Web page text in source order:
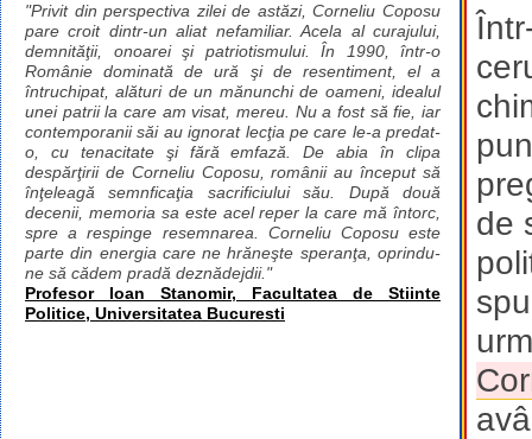
de
"Privit din perspectiva zilei de astăzi, Corneliu Coposu
pare croit dintr-un aliat nefamiliar. Acela al curajului,
demnităţii, onoarei şi patriotismului. În 1990, într-o
Românie dominată de ură şi de resentiment, el a
întruchipat, alături de un mănunchi de oameni, idealul
unei patrii la care am visat, mereu. Nu a fost să fie, iar
contemporanii săi au ignorat lecţia pe care le-a predat-
o, cu tenacitate şi fără emfază. De abia în clipa
despărţirii de Corneliu Coposu, românii au început să
înţeleagă semnficaţia sacrificiului său. După două
decenii, memoria sa este acel reper la care mă întorc,
spre a respinge resemnarea. Corneliu Coposu este
parte din energia care ne hrăneşte speranţa, oprindu-
ne să cădem pradă deznădejdii."
Profesor Ioan Stanomir, Facultatea de Stiinte
Politice, Universitatea Bucuresti